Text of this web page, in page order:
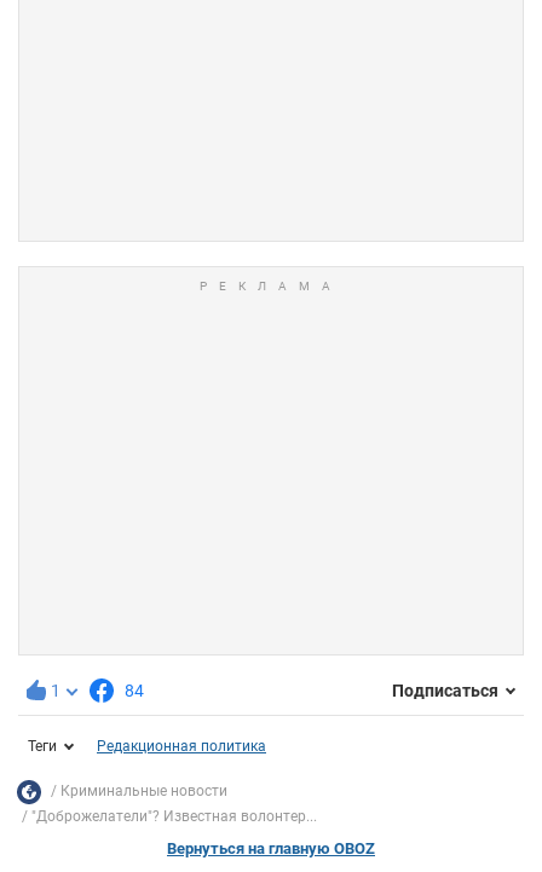
1 84 Подписаться
Теги Редакционная политика
Криминальные новости
"Доброжелатели"? Известная волонтер...
Вернуться на главную OBOZ